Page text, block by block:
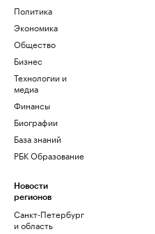
Политика
Экономика
Общество
Бизнес
Технологии и
медиа
Финансы
Биографии
База знаний
РБК Образование
Новости
регионов
Санкт-Петербург
и область